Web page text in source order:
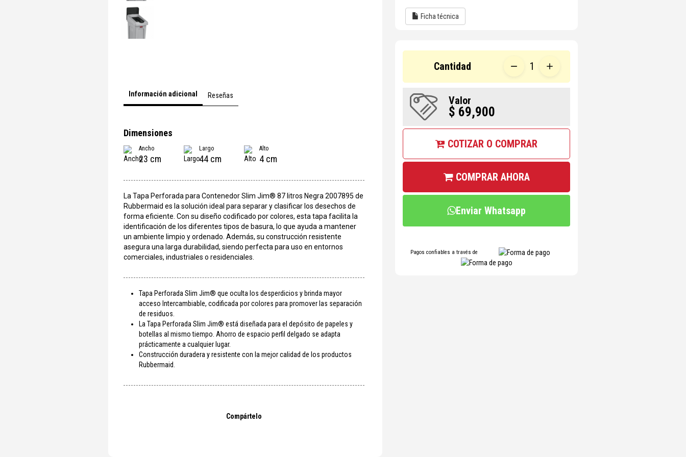
Información adicional Reseñas
Dimensiones
Ancho
23 cm
Largo
44 cm
Alto
4 cm
La Tapa Perforada para Contenedor Slim Jim® 87 litros Negra 2007895 de
Rubbermaid es la solución ideal para separar y clasificar los desechos de
forma eficiente. Con su diseño codificado por colores, esta tapa facilita la
identificación de los diferentes tipos de basura, lo que ayuda a mantener
un ambiente limpio y ordenado. Además, su construcción resistente
asegura una larga durabilidad, siendo perfecta para uso en entornos
comerciales, industriales o residenciales.
Tapa Perforada Slim Jim® que oculta los desperdicios y brinda mayor
acceso Intercambiable, codificada por colores para promover las separación
de residuos.
La Tapa Perforada Slim Jim® está diseñada para el depósito de papeles y
botellas al mismo tiempo. Ahorro de espacio perfil delgado se adapta
prácticamente a cualquier lugar.
Construcción duradera y resistente con la mejor calidad de los productos
Rubbermaid.
Compártelo
Ficha técnica
Cantidad 1
Valor
$ 69,900
COTIZAR O COMPRAR
COMPRAR AHORA
Enviar Whatsapp
Pagos confiables a través de